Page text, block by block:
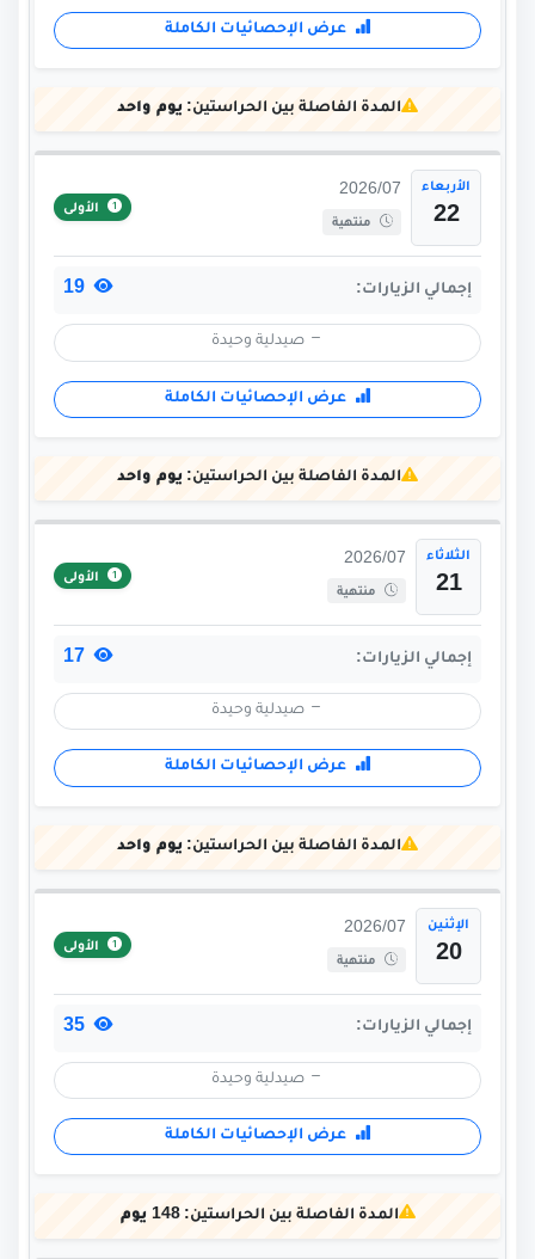
عرض الإحصائيات الكاملة
المدة الفاصلة بين الحراستين: يوم واحد
الأربعاء
22
2026/07
منتهية
الأولى
إجمالي الزيارات:
صيدلية وحيدة
عرض الإحصائيات الكاملة
المدة الفاصلة بين الحراستين: يوم واحد
الثلاثاء
21
2026/07
منتهية
الأولى
إجمالي الزيارات:
صيدلية وحيدة
عرض الإحصائيات الكاملة
المدة الفاصلة بين الحراستين: يوم واحد
الإثنين
20
2026/07
منتهية
الأولى
إجمالي الزيارات:
صيدلية وحيدة
عرض الإحصائيات الكاملة
المدة الفاصلة بين الحراستين:148 يوم